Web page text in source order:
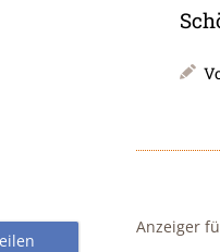
Anzeiger